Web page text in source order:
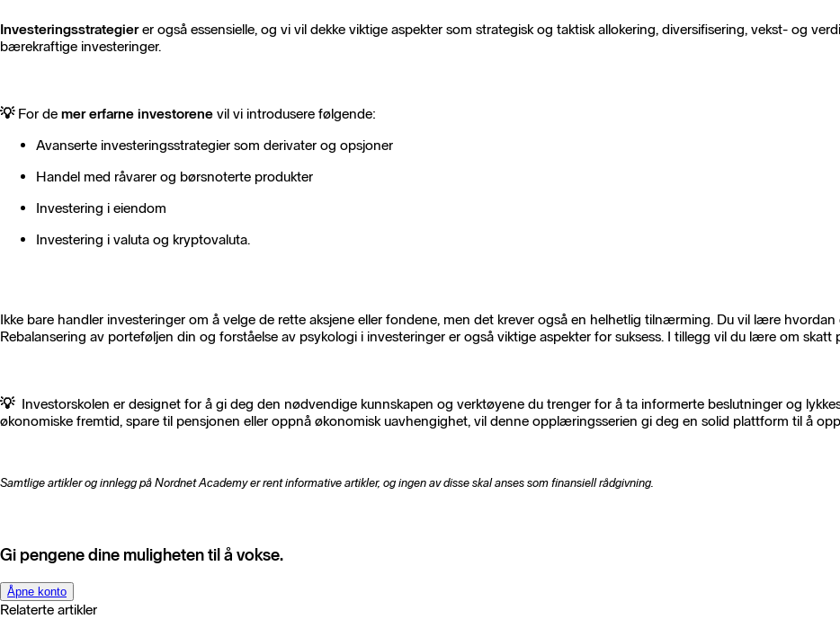
Investeringsstrategierer også essensielle, og vi vil dekke viktige aspekter som strategisk og taktisk allokering, diversifisering, vekst- og
bærekraftige investeringer.
💡 For de mer erfarne investorene vil vi introdusere følgende:
Avanserte investeringsstrategier som derivater og opsjoner
Handel med råvarer og børsnoterte produkter
Investering i eiendom
Investering i valuta og kryptovaluta.
Ikke bare handler investeringer om å velge de rette aksjene eller fondene, men det krever også en helhetlig tilnærming. Du vil lære
Rebalansering av porteføljen din og forståelse av psykologi i investeringer er også viktige aspekter for suksess. I tillegg vil du lære om
💡 Investorskolen er designet for å gi deg den nødvendige kunnskapen og verktøyene du trenger for å ta informerte beslutninger og
økonomiske fremtid, spare til pensjonen eller oppnå økonomisk uavhengighet, vil denne opplæringsserien gi deg en solid plattform til å
Samtlige artikler og innlegg på Nordnet Academy er rent informative artikler, og ingen av disse skal anses som finansiell rådgivning.
Gi pengene dine muligheten til å vokse.
Åpne konto
Relaterte artikler